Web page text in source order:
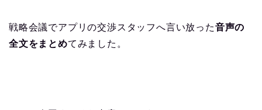
戦略会議でアプリの交渉スタッフへ言い放った音声の
全文をまとめてみました。